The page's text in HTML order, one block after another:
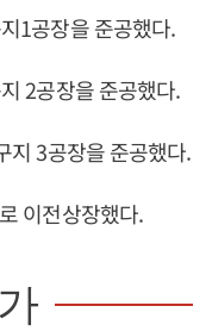
1공장을 준공했다.
2공장을 준공했다.
지 3공장을 준공했다.
이전상장했다.